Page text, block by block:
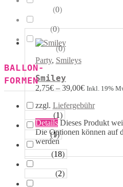
Party, Smileys
Smiley
2,75€– 39,00€ Inkl. 19%
zzgl. Liefergebühr
Details Dieses Produkt
Die Optionen können auf
werden
(0)
Pastell (0)
Metallik (0)
BALLON-
FORMEN
(1)
Sterne (1)
(18)
(2)